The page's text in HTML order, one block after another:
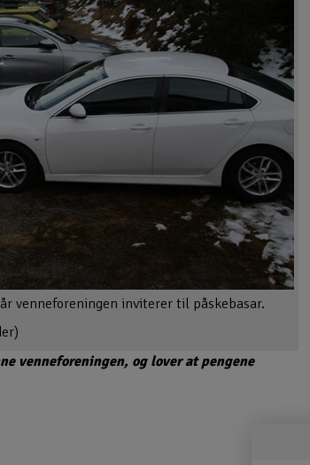
venneforeningen inviterer til påskebasar.
venneforeningen, og lover at pengene